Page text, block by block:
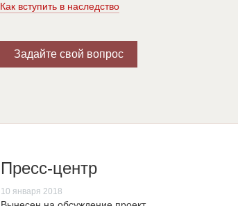
Как вступить в наследство
Задайте свой вопрос
Пресс-центр
10 января 2018